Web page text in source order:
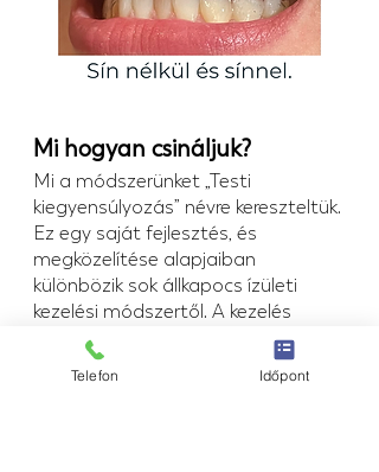
Mi hogyan csináljuk?
Mi a módszerünket „Testi
kiegyensúlyozás” névre kereszteltük.
Ez egy saját fejlesztés, és
megközelítése alapjaiban
különbözik sok állkapocs ízületi
kezelési módszertől. A kezelés
alapját az izmok kilazítása,
megfelelő szimmetriájának
Telefon Időpont